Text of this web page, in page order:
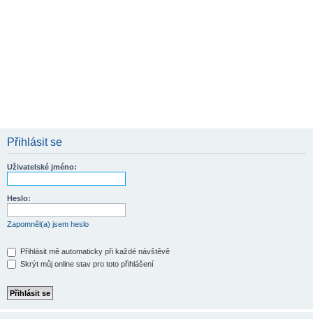
Přihlásit se
Uživatelské jméno:
Heslo:
Zapomněl(a) jsem heslo
Přihlásit mě automaticky při každé návštěvě
Skrýt můj online stav pro toto přihlášení